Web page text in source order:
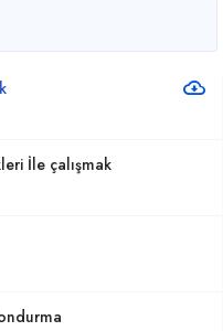
İle çalışmak